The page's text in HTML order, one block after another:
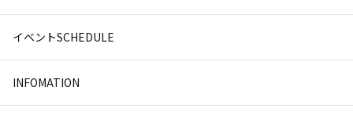
イベントSCHEDULE
INFOMATION